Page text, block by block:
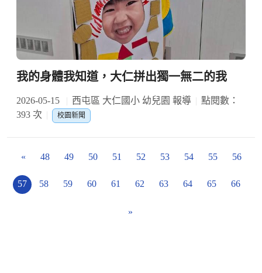
我的身體我知道，大仁拼出獨一無二的我
2026-05-15 西屯區 大仁國小 幼兒園 報導
點閱數：
393 次
校園新聞
« 48 49 50 51 52 53 54 55 56
57 58 59 60 61 62 63 64 65 66
»